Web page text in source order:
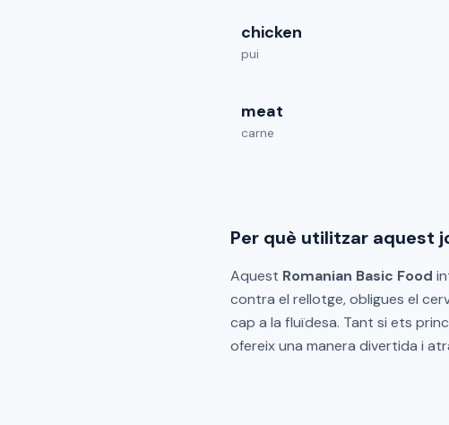
chicken
pui
meat
carne
Per què utilitzar aquest
Aquest Romanian Basic Food
contra el rellotge, obligues el
cap a la fluïdesa. Tant si ets
ofereix una manera divertida i